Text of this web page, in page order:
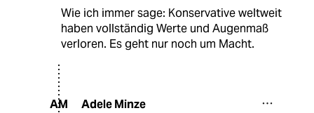
Wie ich immer sage: Konservative weltweit
haben vollständig Werte und Augenmaß
verloren. Es geht nur noch um Macht.
AM Adele Minze